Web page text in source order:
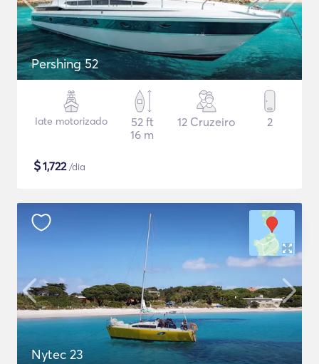
Pershing 52
Iate motorizado
52 ft
16 m
12 Cruzeiro 2
$1,722/dia
Nytec 23